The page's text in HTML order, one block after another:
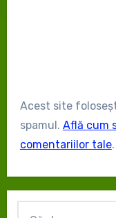
Acest site
spamul. Află cum
comentariilor tale.